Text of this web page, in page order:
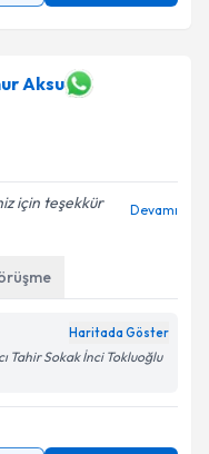
Aksu
için teşekkür
Devamı
Haritada Göster
Tahir Sokak İnci Tokluoğlu